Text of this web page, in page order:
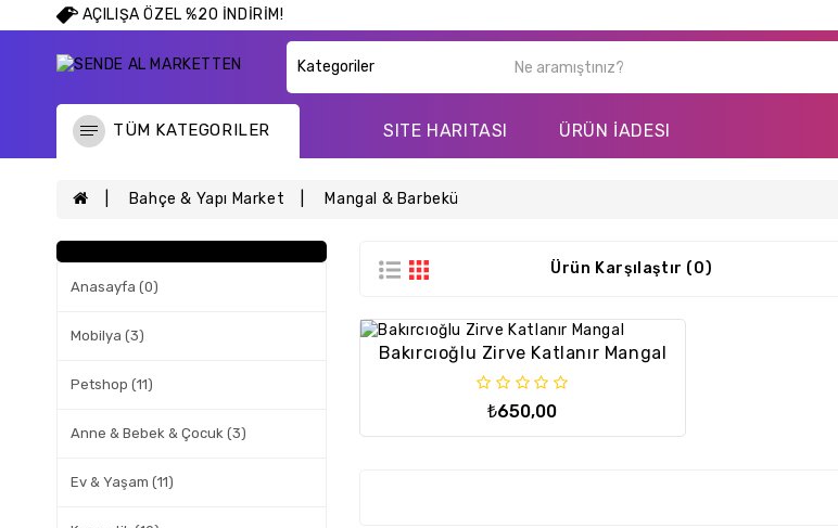
AÇILIŞA ÖZEL %20 İNDİRİM!
TÜM KATEGORILER SITE HARITASI ÜRÜN İADESI
Bahçe & Yapı Market Mangal & Barbekü
Anasayfa (0)
Mobilya (3)
Petshop (11)
Anne & Bebek & Çocuk (3)
Ev & Yaşam (11)
Ürün Karşılaştır (0)
Bakırcıoğlu Zirve Katlanır Mangal
₺650,00